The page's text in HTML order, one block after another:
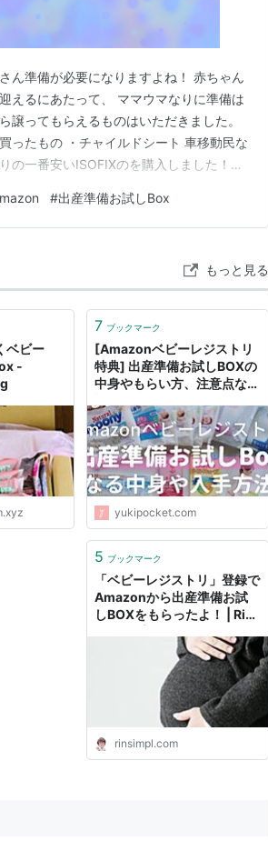
ん準備が必要になりますよね！ 赤ちゃん
えるにあたって、 ママウマなりに準備は
譲ってもらえるものはいただきました。
ったもの ・チャイルドシート 車移動民な
の一番安いISOFIXのを購入しました！
とりあえず１０枚入りでやりくりしま
#出産準備お試しBox
もっと見る
ベビー
-
7 ブックマーク
[Amazonベビーレジストリ
特典] 出産準備お試しBOXの
中身やもらい方、注意点など
yukipocket.com
5 ブックマーク
「ベビーレジストリ」登録で
Amazonから出産準備お試
しBOXをもらったよ！ | Rin
rinsimpl.com